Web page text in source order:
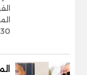
30 يونيو المجيدة. رجل الأعمال